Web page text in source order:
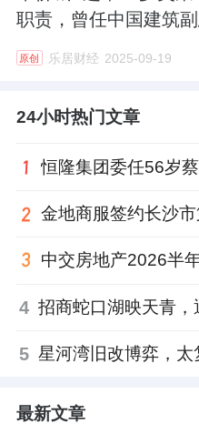
职责，曾任中国建筑
原创 乐居财经 2025-09-19
24小时热门文章
金地商服签约长沙
4
5 星河湾旧改博弈，太
最新文章